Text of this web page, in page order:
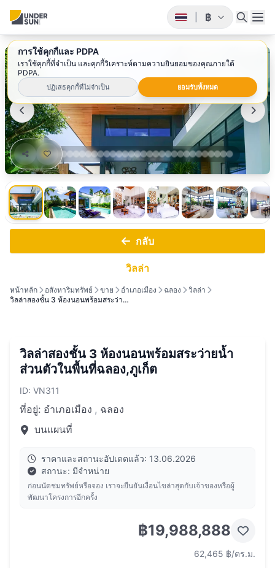
฿
กลับ
วิลล่า
หน้าหลัก อสังหาริมทรัพย์ ขาย อำเภอเมือง ฉลอง
วิลล่า
วิลล่าสองชั้น 3 ห้องนอนพร้อมสระว่า…
วิลล่าสองชั้น 3 ห้องนอนพร้อมสระว่ายน้ำ
ส่วนตัวในพื้นที่ฉลอง,ภูเก็ต
ID: VN311
ที่อยู่: อำเภอเมือง , ฉลอง
บนแผนที่
ราคาและสถานะอัปเดตแล้ว: 13.06.2026
สถานะ: มีจำหน่าย
ก่อนนัดชมทรัพย์หรือจอง เราจะยืนยันเงื่อนไขล่าสุดกับเจ้าของหรือผู้
พัฒนาโครงการอีกครั้ง
฿19,988,888
62,465 ฿/ตร.ม.
การใช้คุกกี้และ PDPA
เราใช้คุกกี้ที่จำเป็น และคุกกี้วิเคราะห์ตามความยินยอมของคุณภายใต้
PDPA.
ปฏิเสธคุกกี้ที่ไม่จำเป็น ยอมรับทั้งหมด